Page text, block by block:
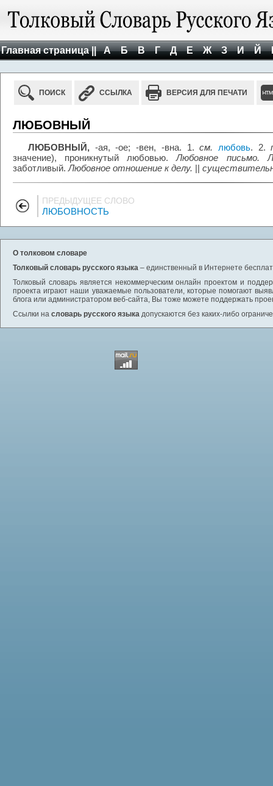
Главная страница || А Б В Г Д Е Ж З И Й
ПОИСК ССЫЛКА ВЕРСИЯ ДЛЯ ПЕЧАТИ
ЛЮБОВНЫЙ
ЛЮБОВНЫЙ, -ая, -ое; -вен, -вна. 1.см. любовь. 2.
значение), проникнутый любовью.Любовное письмо.
заботливый. Любовное отношение к делу. ||
ПРЕДЫДУЩЕЕ СЛОВО
ЛЮБОВНОСТЬ
О толковом словаре
Толковый словарь русского языка – единственный в Интернете
Толковый словарь является некоммерческим онлайн проектом и
проекта играют наши уважаемые пользователи, которые помогают
блога или администратором веб-сайта, Вы тоже можете поддержать
Ссылки на словарь русского языка допускаются без каких-либо